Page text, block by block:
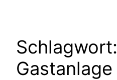
Schlagwort:
Gastanlage